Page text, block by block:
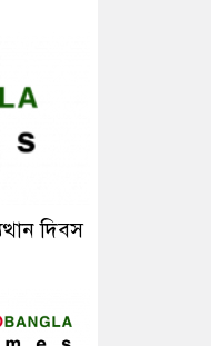
দিবস